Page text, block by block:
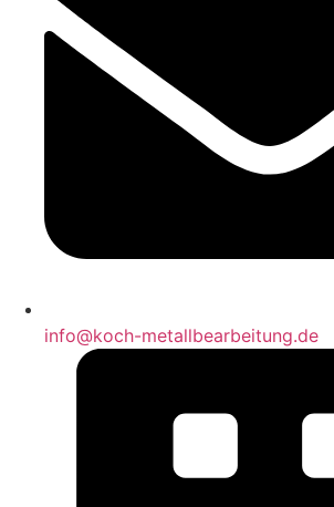
info@koch-metallbearbeitung.de